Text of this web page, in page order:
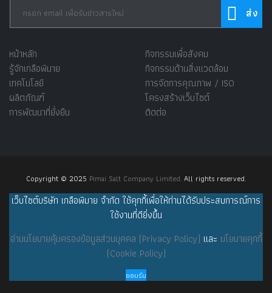
หน้าหลัก
รู้จักเกลือพิมาย
เทคโนโลยี
ผลิตภัณฑ์
การพัฒนาที่ยั่งยืน
กิจกรรมเพื่อสังคม
กิจกรรมด้านสิ่งแวดล้อม
การจัดการคุณภาพ / ISO
โครงสร้างเว็บไซต์
ติดต่อ
Copyright © 2025 Pimai Salt Company Limited. All rights reserved.
เว็บไซต์บริษัท เกลือพิมาย จำกัด ใช้คุกกี้เพื่อให้ท่านได้รับประสบการณ์การ
ใช้งานที่ดียิ่งขึ้น
อ่านนโยบายคุ้มครองข้อมูลส่วนบุคคล (Privacy Policy) และ นโยบายคุกกี้
(Cookie Policy)
ยอมรับ